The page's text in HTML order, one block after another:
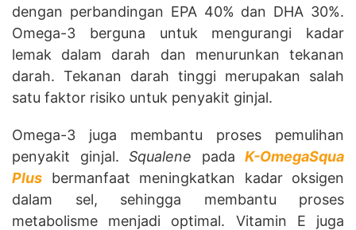
dengan perbandingan EPA 40% dan DHA 30%.
Omega-3 berguna untuk mengurangi kadar
lemak dalam darah dan menurunkan tekanan
darah. Tekanan darah tinggi merupakan salah
satu faktor risiko untuk penyakit ginjal.
Omega-3 juga membantu proses pemulihan
penyakit ginjal. Squalene pada K-OmegaSqua
Plus bermanfaat meningkatkan kadar oksigen
dalam sel, sehingga membantu proses
metabolisme menjadi optimal. Vitamin E juga